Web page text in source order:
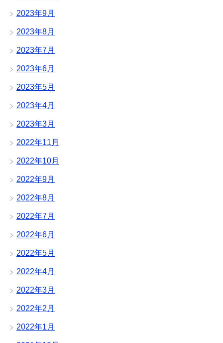
2023年9月
2023年8月
2023年7月
2023年6月
2023年5月
2023年4月
2023年3月
2022年11月
2022年10月
2022年9月
2022年8月
2022年7月
2022年6月
2022年5月
2022年4月
2022年3月
2022年2月
2022年1月